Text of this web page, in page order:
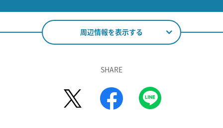
周辺情報を表示する
SHARE